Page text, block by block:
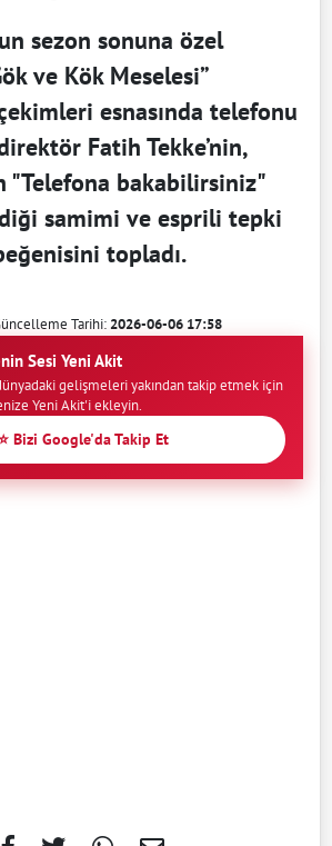
sezon sonuna özel
ve Kök Meselesi”
esnasında telefonu
Fatih Tekke’nin,
"Telefona bakabilirsiniz"
samimi ve esprili tepki
topladı.
Tarihi:2026-06-06 17:58
Sesi Yeni Akit
gelişmeleri yakından takip etmek için
Yeni Akit'i ekleyin.
Bizi Google'da Takip Et